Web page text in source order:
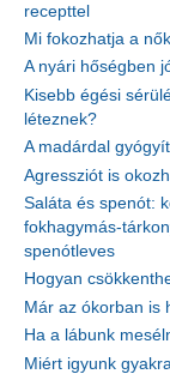
recepttel
Mi fokozhatja a
A nyári hőségben
Kisebb égési
léteznek?
A madárdal
Agressziót is
Saláta és spenót:
fokhagymás-
spenótleves
Hogyan
Már az ókorban is
Ha a lábunk
Miért igyunk